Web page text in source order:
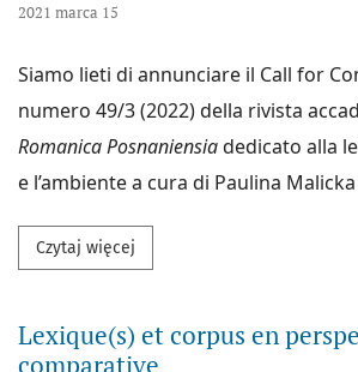
2021 marca 15
Siamo lieti di annunciare il Call for
numero 49/3 (2022) della rivista
Romanica Posnaniensiadedicato alla
e l’ambiente a cura di Paulina
Czytaj więcej
Lexique(s) et corpus en
comparative